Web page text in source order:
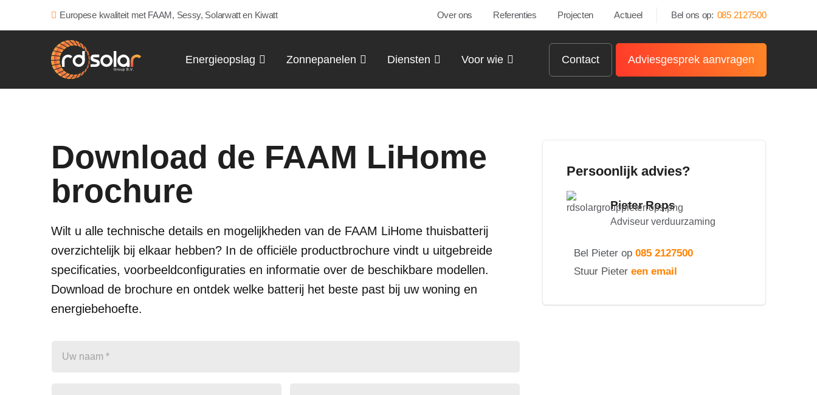
Europese kwaliteit met FAAM, Sessy, Solarwatt en Kiwatt Over ons Referenties Projecten Actueel Bel ons op: 085 2127500
Energieopslag Zonnepanelen Diensten Voor wie Contact Adviesgesprek aanvragen
Download de FAAM LiHome
brochure
Wilt u alle technische details en mogelijkheden van de FAAM LiHome thuisbatterij
overzichtelijk bij elkaar hebben? In de officiële productbrochure vindt u uitgebreide
specificaties, voorbeeldconfiguraties en informatie over de beschikbare modellen.
Download de brochure en ontdek welke batterij het beste past bij uw woning en
energiebehoefte.
Persoonlijk advies?
Pieter Rops
Adviseur verduurzaming
Bel Pieter op085 2127500
Stuur Pietereen email